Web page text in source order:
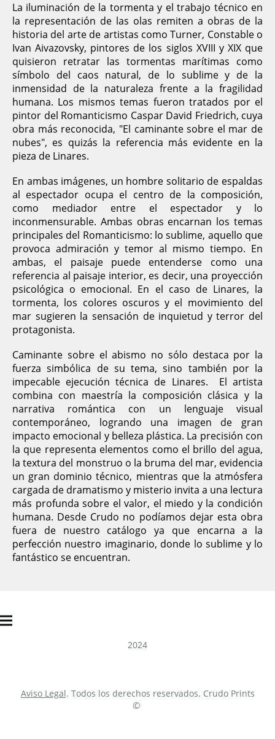
La iluminación de la tormenta y el trabajo técnico en
la representación de las olas remiten a obras de la
historia del arte de artistas como Turner, Constable o
Ivan Aivazovsky, pintores de los siglos XVIII y XIX que
quisieron retratar las tormentas marítimas como
símbolo del caos natural, de lo sublime y de la
inmensidad de la naturaleza frente a la fragilidad
humana. Los mismos temas fueron tratados por el
pintor del Romanticismo Caspar David Friedrich, cuya
obra más reconocida, "El caminante sobre el mar de
nubes", es quizás la referencia más evidente en la
pieza de Linares.
En ambas imágenes, un hombre solitario de espaldas
al espectador ocupa el centro de la composición,
como mediador entre el espectador y lo
inconmensurable. Ambas obras encarnan los temas
principales del Romanticismo: lo sublime, aquello que
provoca admiración y temor al mismo tiempo. En
ambas, el paisaje puede entenderse como una
referencia al paisaje interior, es decir, una proyección
psicológica o emocional. En el caso de Linares, la
tormenta, los colores oscuros y el movimiento del
mar sugieren la sensación de inquietud y terror del
protagonista.
Caminante sobre el abismo no sólo destaca por la
fuerza simbólica de su tema, sino también por la
impecable ejecución técnica de Linares. El artista
combina con maestría la composición clásica y la
narrativa romántica con un lenguaje visual
contemporáneo, logrando una imagen de gran
impacto emocional y belleza plástica. La precisión con
la que representa elementos como el brillo del agua,
la textura del monstruo o la bruma del mar, evidencia
un gran dominio técnico, mientras que la atmósfera
cargada de dramatismo y misterio invita a una lectura
más profunda sobre el valor, el miedo y la condición
humana. Desde Crudo no podíamos dejar esta obra
fuera de nuestro catálogo ya que encarna a la
perfección nuestro imaginario, donde lo sublime y lo
fantástico se encuentran.
2024
Aviso Legal. Todos los derechos reservados. Crudo Prints
©